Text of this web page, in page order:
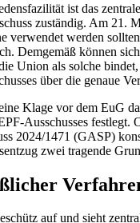
ist das
zuständig. Am 21.
verwendet werden
Demgemäß können
Union als solche
über die genaue
Klage vor dem EuG
Ausschusses
2024/1471 (GASP)
zwei tragende
auf und sieht